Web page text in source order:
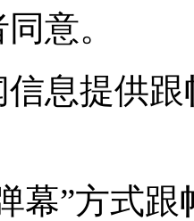
意。
信息提供
幕”方式